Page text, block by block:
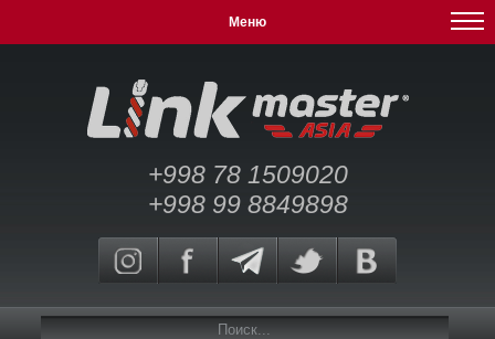
Меню
+998 78 1509020
+998 99 8849898